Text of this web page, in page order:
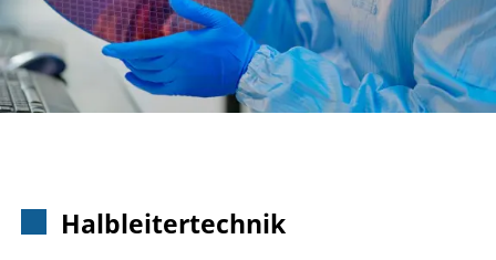
Halbleitertechnik